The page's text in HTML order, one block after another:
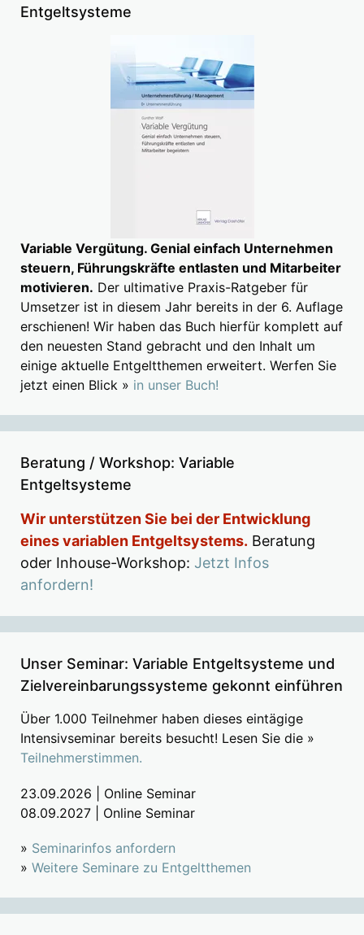
Entgeltsysteme
Variable Vergütung. Genial einfach Unternehmen
steuern, Führungskräfte entlasten und Mitarbeiter
motivieren. Der ultimative Praxis-Ratgeber für
Umsetzer ist in diesem Jahr bereits in der 6. Auflage
erschienen! Wir haben das Buch hierfür komplett auf
den neuesten Stand gebracht und den Inhalt um
einige aktuelle Entgeltthemen erweitert. Werfen Sie
jetzt einen Blick » in unser Buch!
Beratung / Workshop: Variable
Entgeltsysteme
Wir unterstützen Sie bei der Entwicklung
eines variablen Entgeltsystems. Beratung
oder Inhouse-Workshop: Jetzt Infos
anfordern!
Unser Seminar: Variable Entgeltsysteme und
Zielvereinbarungssysteme gekonnt einführen
Über 1.000 Teilnehmer haben dieses eintägige
Intensivseminar bereits besucht! Lesen Sie die »
Teilnehmerstimmen.
23.09.2026 | Online Seminar
08.09.2027 | Online Seminar
» Seminarinfos anfordern
» Weitere Seminare zu Entgeltthemen